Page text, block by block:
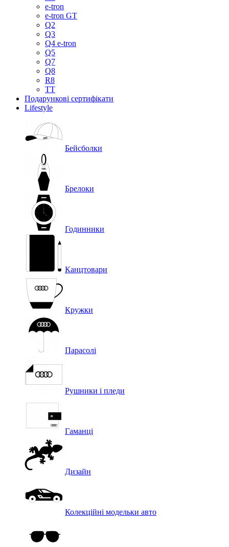
e-tron
e-tron GT
Q2
Q3
Q4 e-tron
Q5
Q7
Q8
R8
TT
Подарункові сертифікати
Lifestyle
Бейсболки
Брелоки
Годинники
Канцтовари
Кружки
Парасолі
Рушники і пледи
Гаманці
Дизайн
Колекційні модельки авто